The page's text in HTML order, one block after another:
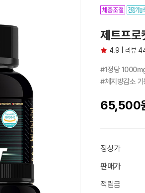
제트프
4.9 | 리뷰
#1정당
#체지방감소
65,500
정상가
판매가
적립금